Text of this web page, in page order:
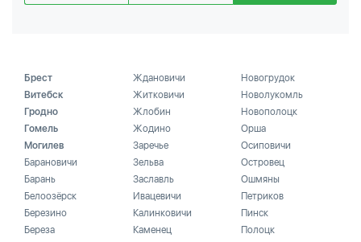
Брест
Витебск
Гродно
Гомель
Могилев
Барановичи
Барань
Белоозёрск
Березино
Береза
Ждановичи
Житковичи
Жлобин
Жодино
Заречье
Зельва
Заславль
Ивацевичи
Калинковичи
Каменец
Новогрудок
Новолукомль
Новополоцк
Орша
Осиповичи
Островец
Ошмяны
Петриков
Пинск
Полоцк